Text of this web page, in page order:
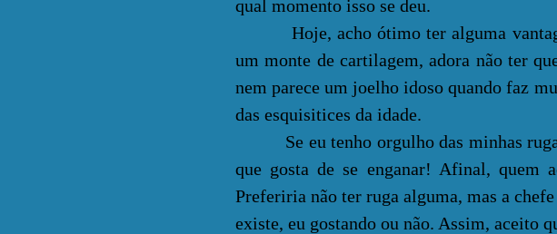
qual momento isso se deu.
Hoje, acho ótimo ter alguma
um monte de cartilagem, adora não ter
nem parece um joelho idoso quando faz
das esquisitices da idade.
Se eu tenho orgulho das minhas
que gosta de se enganar! Afinal, quem
Preferiria não ter ruga alguma, mas a
existe, eu gostando ou não. Assim, aceito